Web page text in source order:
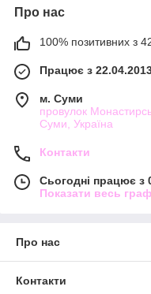
Про нас
100% позитивних з
Працює з
м. Суми
провулок
Суми, Україна
Контакти
Сьогодні працює з
Показати весь
Про нас
Контакти